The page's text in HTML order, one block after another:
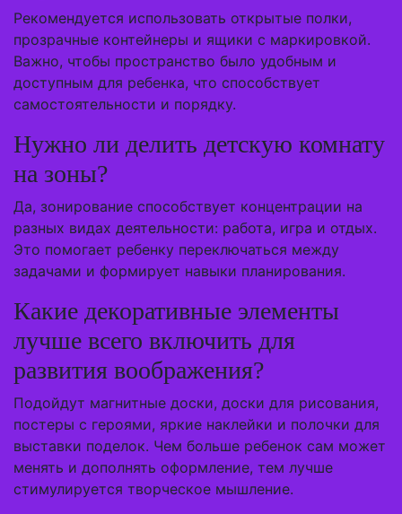
Рекомендуется использовать открытые полки,
прозрачные контейнеры и ящики с маркировкой.
Важно, чтобы пространство было удобным и
доступным для ребенка, что способствует
самостоятельности и порядку.
Нужно ли делить детскую комнату
на зоны?
Да, зонирование способствует концентрации на
разных видах деятельности: работа, игра и отдых.
Это помогает ребенку переключаться между
задачами и формирует навыки планирования.
Какие декоративные элементы
лучше всего включить для
развития воображения?
Подойдут магнитные доски, доски для рисования,
постеры с героями, яркие наклейки и полочки для
выставки поделок. Чем больше ребенок сам может
менять и дополнять оформление, тем лучше
стимулируется творческое мышление.